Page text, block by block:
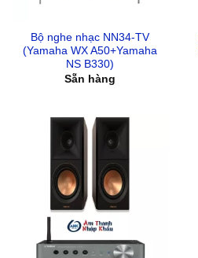
Bộ nghe nhạc NN34-TV
(Yamaha WX A50+Yamaha
NS B330)
Sẵn hàng